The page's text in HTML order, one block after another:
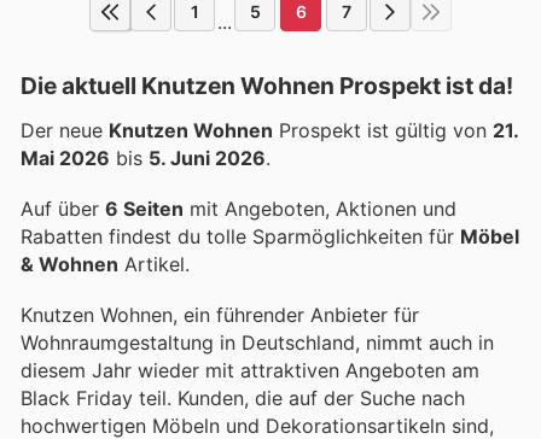
1 ... 5 6 7
Die aktuell Knutzen Wohnen Prospekt ist da!
Der neue Knutzen Wohnen Prospekt ist gültig von 21.
Mai 2026 bis 5. Juni 2026.
Auf über 6 Seiten mit Angeboten, Aktionen und
Rabatten findest du tolle Sparmöglichkeiten für Möbel
& Wohnen Artikel.
Knutzen Wohnen, ein führender Anbieter für
Wohnraumgestaltung in Deutschland, nimmt auch in
diesem Jahr wieder mit attraktiven Angeboten am
Black Friday teil. Kunden, die auf der Suche nach
hochwertigen Möbeln und Dekorationsartikeln sind,